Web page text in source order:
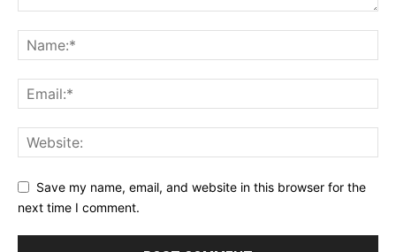
Save my name, email, and website in this browser for the
next time I comment.